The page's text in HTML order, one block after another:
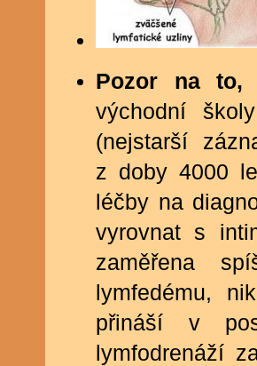
Pozor na to,
východní
(nejstarší
z doby 4000
léčby na
vyrovnat s
zaměřena
lymfedému,
přináší v
lymfodrenáží